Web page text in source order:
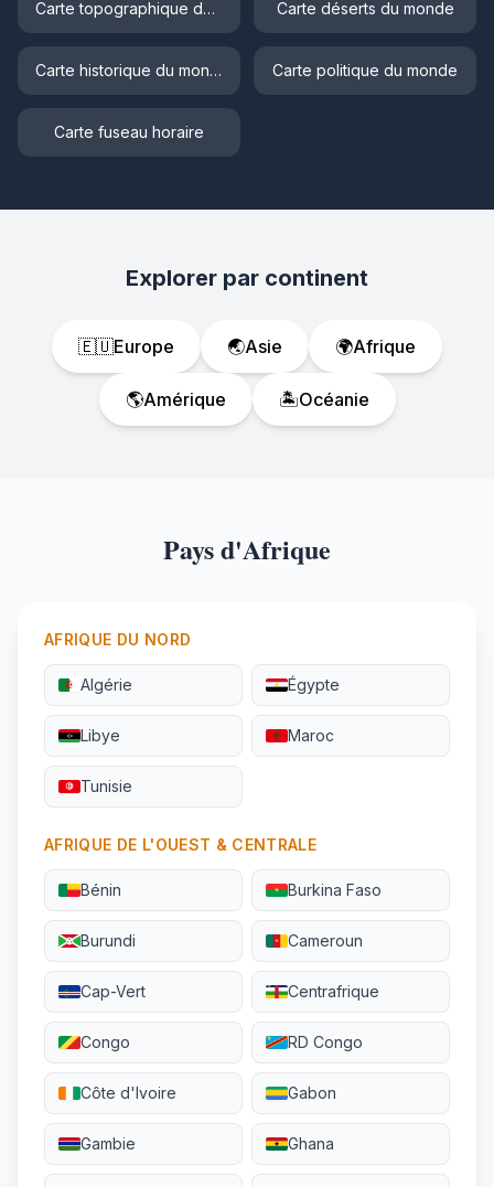
Carte topographique du monde Carte déserts du monde
Carte historique du monde Carte politique du monde
Carte fuseau horaire
Explorer par continent
🇪🇺Europe 🌏Asie 🌍Afrique
🌎Amérique 🏝️Océanie
Pays d'Afrique
AFRIQUE DU NORD
Algérie Égypte
Libye Maroc
Tunisie
AFRIQUE DE L'OUEST & CENTRALE
Bénin Burkina Faso
Burundi Cameroun
Cap-Vert Centrafrique
Congo RD Congo
Côte d'Ivoire Gabon
Gambie Ghana